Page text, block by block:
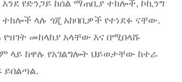
የድንጋይ ከሰል ማጠቢያ ተክሎች, ኮኪንግ
ላሉ ጎጂ አከባቢዎች የተነደፉ ናቸው.
መከላከያ አላቸው እና በሚበላሹ
ላይ ከዋሉ የአገልግሎት ህይወታቸው ከተራ
ይበልጣል.